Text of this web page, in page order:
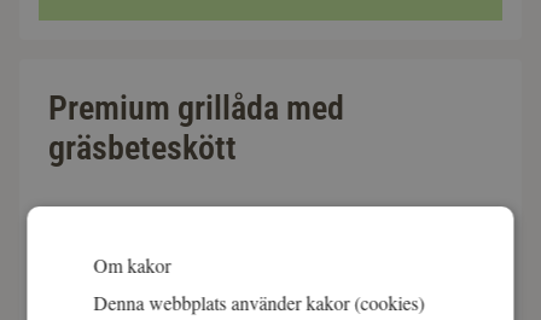
Premium grillåda med
gräsbeteskött
Styckmästarens grillåda är fylld med ekologiskt kött för
Om kakor
Denna webbplats använder kakor (cookies)